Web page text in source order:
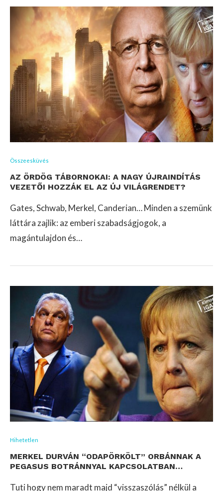
Összeesküvés
AZ ÖRDÖG TÁBORNOKAI: A NAGY ÚJRAINDÍTÁS
VEZETŐI HOZZÁK EL AZ ÚJ VILÁGRENDET?
Gates, Schwab, Merkel, Canderian… Minden a szemünk
láttára zajlik: az emberi szabadságjogok, a
magántulajdon és…
Hihetetlen
MERKEL DURVÁN “ODAPÖRKÖLT” ORBÁNNAK A
PEGASUS BOTRÁNNYAL KAPCSOLATBAN…
Tuti hogy nem maradt majd “visszaszólás” nélkül a